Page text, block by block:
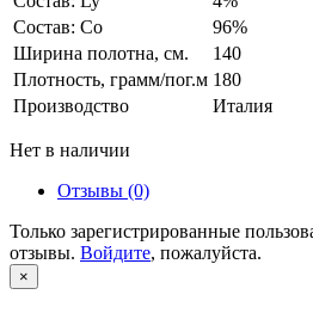
Состав: Co
96%
Ширина полотна, см.
140
Плотность, грамм/пог.м 180
Производство
Италия
Нет в наличии
Отзывы (0)
Только зарегистрированные
отзывы. Войдите, пожалуйста.
×